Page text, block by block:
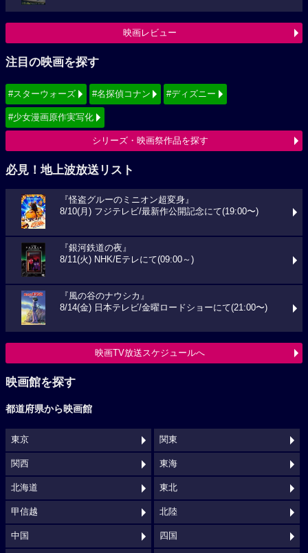
映画レビュー
注目の映画を探す
#スターウォーズ #名探偵コナン #ディズニー
#少女漫画原作実写化
シリーズ・映画祭作品を探す
必見！地上波放送リスト
『怪盗グルーのミニオン超変身』
8/10(月) フジテレビ/最新作公開記念にて(19:00〜)
『銀河鉄道の夜』
8/11(火) NHK/Eテレにて(09:00～)
『風の谷のナウシカ』
8/14(金) 日本テレビ/金曜ロードショーにて(21:00〜)
映画TV放送スケジュールへ
映画館を探す
都道府県から映画館
東京 関東
関西 東海
北海道 東北
甲信越 北陸
中国 四国